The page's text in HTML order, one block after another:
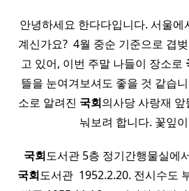
안녕하세요 한다다입니다. 서울에
계신가요? ​ 4월 중순 기준으로 겹
고 있어, 이번 주말 나들이 장소로
뜰을 눈여겨보셔도 좋을 것 같습
소로 알려진 국회의사당 사랑재
눠보려 합니다. 꽃잎
국회도서관 5층 정기간행물실에
국회도서관 ​ 1952.2.20. 전시수도